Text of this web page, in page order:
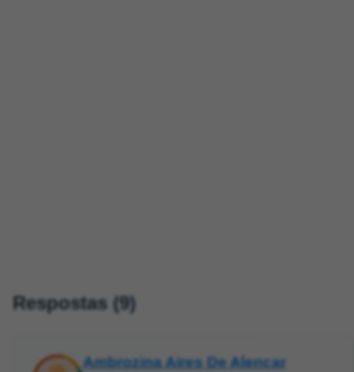
Respostas (9)
Ambrozina Aires De Alencar